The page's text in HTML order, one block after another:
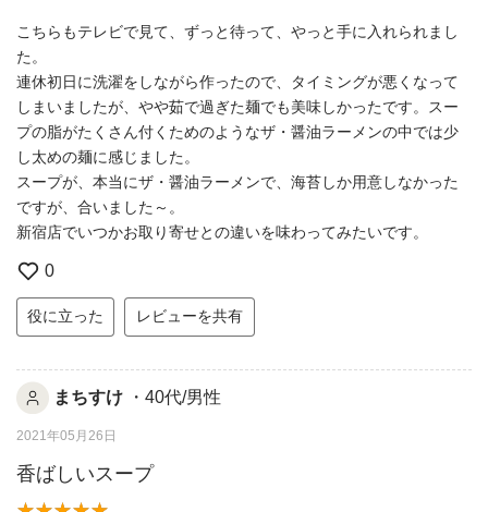
こちらもテレビで見て、ずっと待って、やっと手に入れられまし
た。
連休初日に洗濯をしながら作ったので、タイミングが悪くなって
しまいましたが、やや茹で過ぎた麺でも美味しかったです。スー
プの脂がたくさん付くためのようなザ・醤油ラーメンの中では少
し太めの麺に感じました。
スープが、本当にザ・醤油ラーメンで、海苔しか用意しなかった
ですが、合いました～。
新宿店でいつかお取り寄せとの違いを味わってみたいです。
0
役に立った レビューを共有
まちすけ ・40代/男性
2021年05月26日
香ばしいスープ